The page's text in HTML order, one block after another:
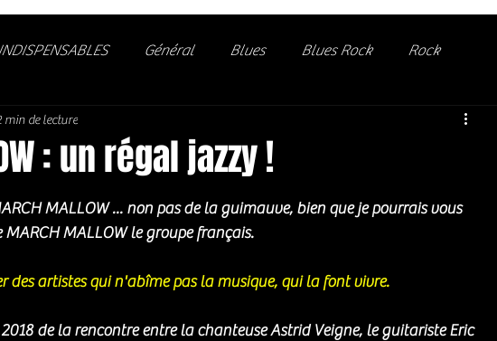
artistes, vibrez aux concerts et rejoignez une communauté de passionnés !
Général Blues Blues Rock Rock
/ Rhythm Blues
: un régal jazzy !
min de lecture
MALLOW ... non pas de la guimauve, bien que je pourrais vous
MALLOW le groupe français.
des artistes qui n'abîme pas la musique, qui la font vivre.
de la rencontre entre la chanteuse Astrid Veigne, le guitariste Eric